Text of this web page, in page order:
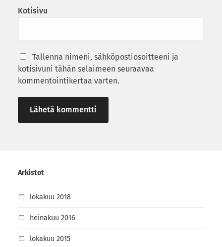
Kotisivu
Tallenna nimeni, sähköpostiosoitteeni ja
kotisivuni tähän selaimeen seuraavaa
kommentointikertaa varten.
Arkistot
lokakuu 2018
heinäkuu 2016
lokakuu 2015